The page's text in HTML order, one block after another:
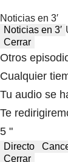
Noticias en 3′
Noticias en 3′
Cerrar
Otros
Cualquier
Tu audio se
Te
5 "
Directo
Cerrar